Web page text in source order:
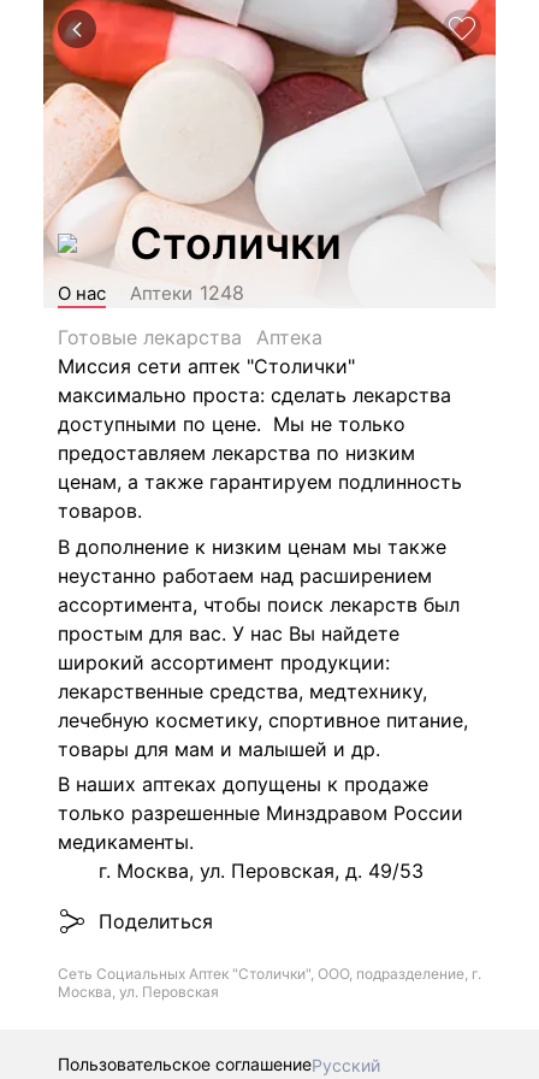
Столички
О нас Аптеки 1248
Готовые лекарства
Аптека
Миссия сети аптек "Столички"
максимально проста: сделать лекарства
доступными по цене. Мы не только
предоставляем лекарства по низким
ценам, а также гарантируем подлинность
товаров.
В дополнение к низким ценам мы также
неустанно работаем над расширением
ассортимента, чтобы поиск лекарств был
простым для вас. У нас Вы найдете
широкий ассортимент продукции:
лекарственные средства, медтехнику,
лечебную косметику, спортивное питание,
товары для мам и малышей и др.
В наших аптеках допущены к продаже
только разрешенные Минздравом России
медикаменты.
г. Москва, ул. Перовская, д. 49/53
Поделиться
Сеть Социальных Аптек "Столички", ООО, подразделение, г.
Москва, ул. Перовская
Пользовательское соглашениеРусский